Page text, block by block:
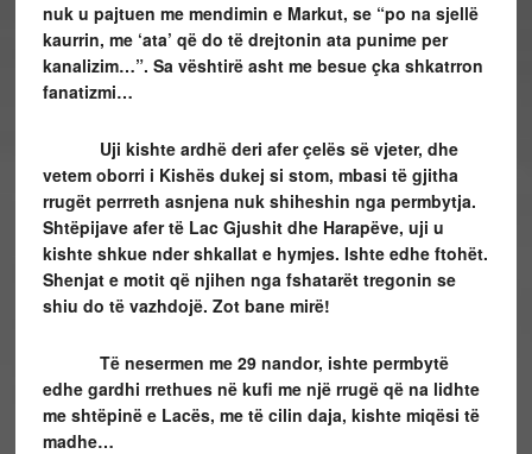
nuk u pajtuen me mendimin e Markut, se “po na sjellë
kaurrin, me ‘ata’ që do të drejtonin ata punime per
kanalizim…”. Sa vështirë asht me besue çka shkatrron
fanatizmi…
Uji kishte ardhë deri afer çelës së vjeter, dhe
vetem oborri i Kishës dukej si stom, mbasi të gjitha
rrugët perrreth asnjena nuk shiheshin nga permbytja.
Shtëpijave afer të Lac Gjushit dhe Harapëve, uji u
kishte shkue nder shkallat e hymjes. Ishte edhe ftohët.
Shenjat e motit që njihen nga fshatarët tregonin se
shiu do të vazhdojë. Zot bane mirë!
Të nesermen me 29 nandor, ishte permbytë
edhe gardhi rrethues në kufi me një rrugë që na lidhte
me shtëpinë e Lacës, me të cilin daja, kishte miqësi të
madhe…